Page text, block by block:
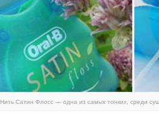
Нить Сатин Флосс — одна из самых тонких, среди